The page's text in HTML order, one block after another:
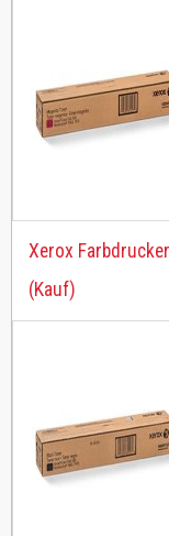
Xerox
(Kauf)